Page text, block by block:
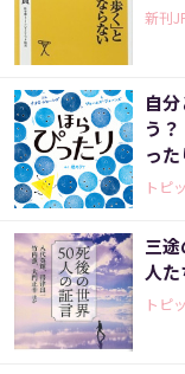
新刊
自
う
った
トピ
三
人
トピ